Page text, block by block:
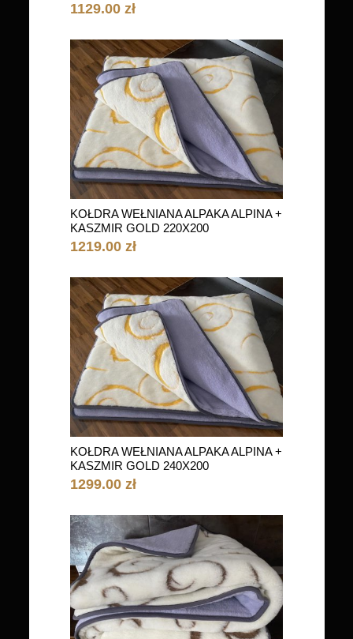
1129.00 zł
KOŁDRA WEŁNIANA ALPAKA ALPINA +
KASZMIR GOLD 220X200
1219.00 zł
KOŁDRA WEŁNIANA ALPAKA ALPINA +
KASZMIR GOLD 240X200
1299.00 zł